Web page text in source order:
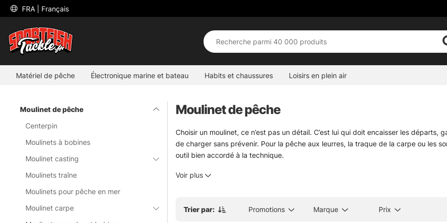
FRA | Français
Matériel de pêche Électronique marine et bateau Habits et chaussures Loisirs en plein air
Moulinet de pêche
Centerpin
Moulinets à bobines
Moulinet casting
Moulinets traîne
Moulinets pour pêche en mer
Moulinet carpe
Moulinet de pêche
Choisir un moulinet, ce n’est pas un détail. C’est lui qui doit encaisser les
de charger sans prévenir. Pour la pêche aux leurres, la traque de la carpe ou les
outil bien accordé à la technique.
appuyés. Le spinning reste le plus simple à prendre en main et le plus passe-
Le choix se fait aussi sur des détails très concrets. Le ratio compte pour la
Voir plus
Trier par: Promotions Marque Prix